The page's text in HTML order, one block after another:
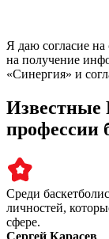
Я даю согласие на
на получение
«Синергия» и
Известные
профессии
Среди
личностей,
сфере.